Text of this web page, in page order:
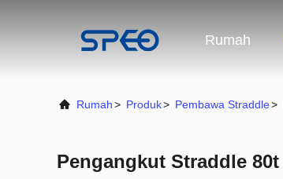
Rumah
Rumah> Produk> Pembawa Straddle>
Pengangkut Straddle 80t